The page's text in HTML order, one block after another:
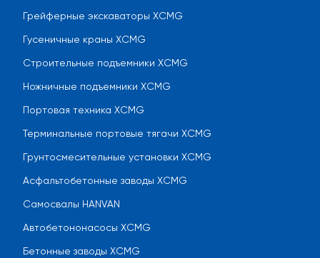
Грейферные экскаваторы XCMG
Гусеничные краны XCMG
Строительные подъемники XCMG
Ножничные подъемники XCMG
Портовая техника XCMG
Терминальные портовые тягачи XCMG
Грунтосмесительные установки XCMG
Асфальтобетонные заводы XCMG
Самосвалы HANVAN
Автобетононасосы XCMG
Бетонные заводы XCMG